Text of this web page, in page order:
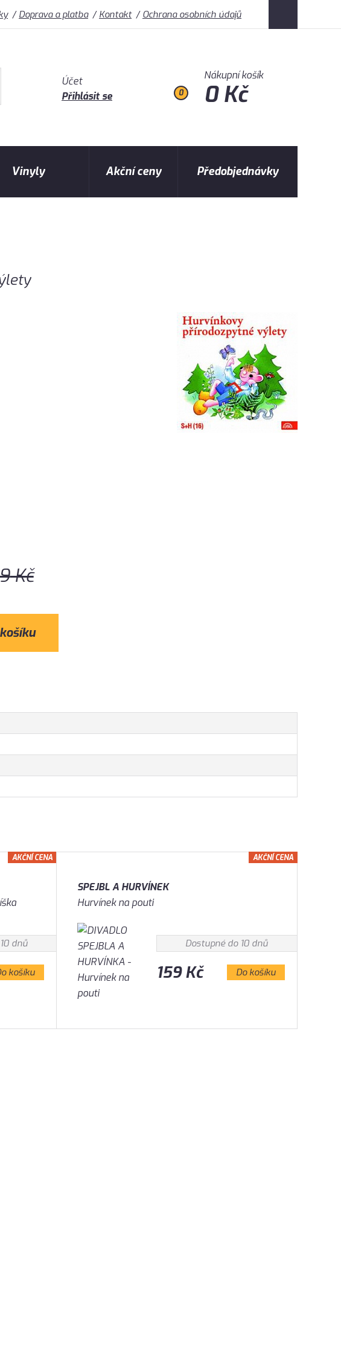
Doprava a platba Kontakt Ochrana osobních údajů
Účet
Přihlásit se
0
Nákupní košík
0 Kč
Vinyly Akční ceny Předobjednávky
Kč
dnů
košíku
AKČNÍ CENA
SPEJBL A HURVÍNEK
Hurvínek na pouti
Dostupné do 10 dnů
159 Kč Do košíku
AKČNÍ CENA